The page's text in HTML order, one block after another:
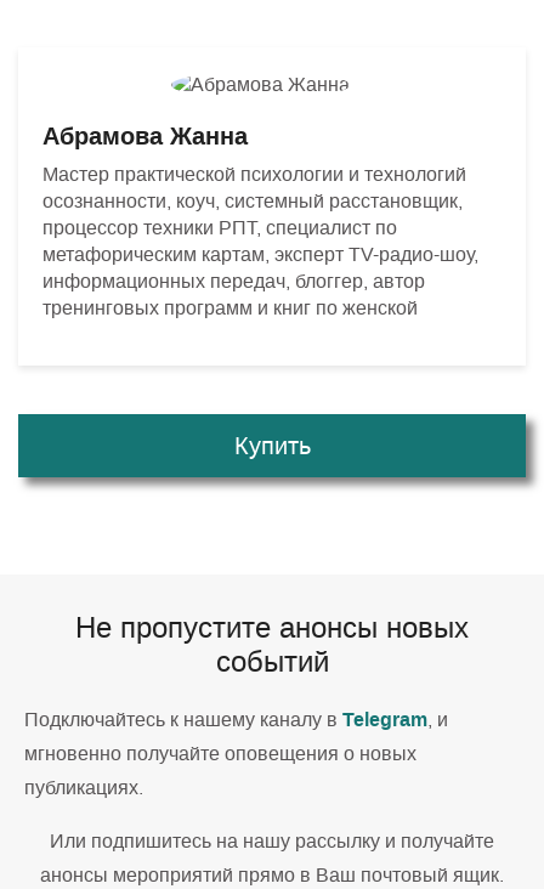
Абрамова Жанна
Мастер практической психологии и технологий
осознанности, коуч, системный расстановщик,
процессор техники РПТ, специалист по
метафорическим картам, эксперт TV-радио-шоу,
информационных передач, блоггер, автор
тренинговых программ и книг по женской
Купить
Не пропустите анонсы новых
событий
Подключайтесь к нашему каналу в Telegram, и
мгновенно получайте оповещения о новых
публикациях.
Или подпишитесь на нашу рассылку и получайте
анонсы мероприятий прямо в Ваш почтовый ящик.